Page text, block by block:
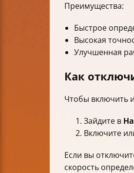
Преимущества:
Быстрое
Высокая
Улучшенная
Как
Чтобы включить
Зайдите в
Включите
Если вы
скорость